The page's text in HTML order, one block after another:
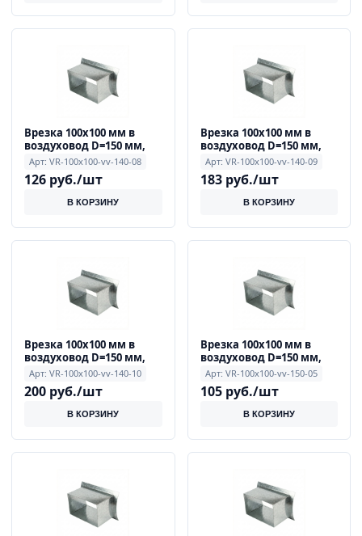
Врезка 100x100 мм в
воздуховод D=150 мм,
0.9 мм
Арт: VR-100x100-vv-140-08
126 руб./шт
В КОРЗИНУ
Врезка 100x100 мм в
воздуховод D=150 мм,
0.9 мм
Арт: VR-100x100-vv-140-09
183 руб./шт
В КОРЗИНУ
Врезка 100x100 мм в
воздуховод D=150 мм,
0.9 мм
Арт: VR-100x100-vv-140-10
200 руб./шт
В КОРЗИНУ
Врезка 100x100 мм в
воздуховод D=150 мм,
0.9 мм
Арт: VR-100x100-vv-150-05
105 руб./шт
В КОРЗИНУ